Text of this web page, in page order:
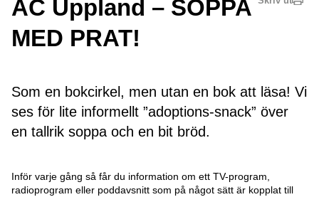
AC Uppland – SOPPA
MED PRAT!
Som en bokcirkel, men utan en bok att läsa! Vi
ses för lite informellt ”adoptions-snack” över
en tallrik soppa och en bit bröd.
Inför varje gång så får du information om ett TV-program,
radioprogram eller poddavsnitt som på något sätt är kopplat till